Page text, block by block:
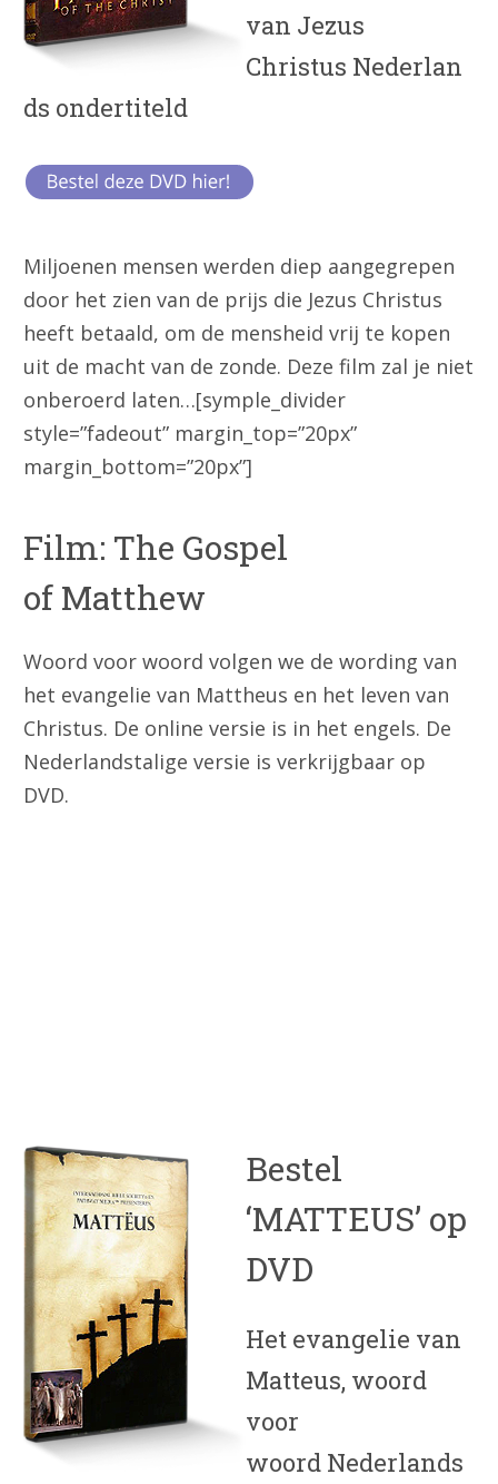
van Jezus
Christus Nederlan
ds ondertiteld
Miljoenen mensen werden diep aangegrepen
door het zien van de prijs die Jezus Christus
heeft betaald, om de mensheid vrij te kopen
uit de macht van de zonde. Deze film zal je niet
onberoerd laten…[symple_divider
style=”fadeout” margin_top=”20px”
margin_bottom=”20px”]
Film: The Gospel
of Matthew
Woord voor woord volgen we de wording van
het evangelie van Mattheus en het leven van
Christus. De online versie is in het engels. De
Nederlandstalige versie is verkrijgbaar op
DVD.
Bestel
‘MATTEUS’ op
DVD
Het evangelie van
Matteus, woord
voor
woord Nederlands